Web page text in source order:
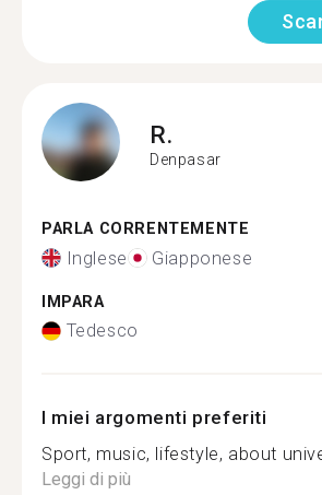
R.
Denpasar
PARLA CORRENTEMENTE
Inglese Giapponese
IMPARA
Tedesco
I miei argomenti preferiti
Sport, music, lifestyle, about
Leggi di più